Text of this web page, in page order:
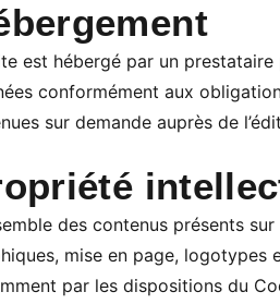
est hébergé par un
conformément aux
sur demande auprès de
des contenus présents
mise en page,
par les dispositions du